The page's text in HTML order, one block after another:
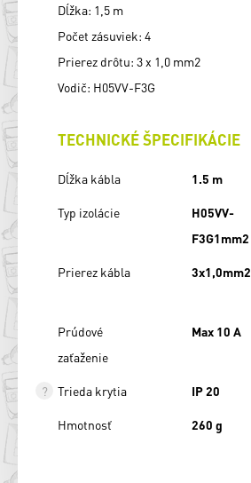
Dĺžka: 1,5 m
Počet zásuviek: 4
Prierez drôtu: 3 x 1,0 mm2
Vodič: H05VV-F3G
TECHNICKÉ ŠPECIFIKÁCIE
Dĺžka kábla 1.5 m
Typ izolácie
H05VV-
F3G1mm2
Prierez kábla 3x1,0mm2
Prúdové
zaťaženie
Max 10 A
Trieda krytia IP 20
Hmotnosť 260 g